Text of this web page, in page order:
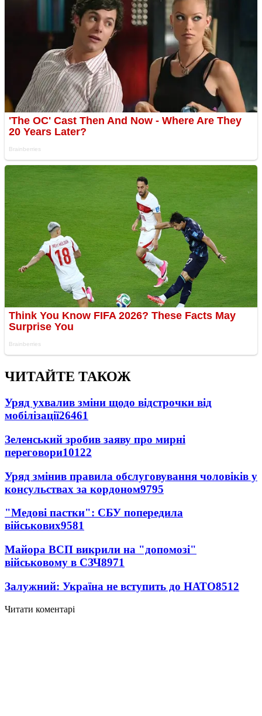
ЧИТАЙТЕ ТАКОЖ
Уряд ухвалив зміни щодо відстрочки від
мобілізації26461
Зеленський зробив заяву про мирні
переговори10122
Уряд змінив правила обслуговування чоловіків у
консульствах за кордоном9795
"Медові пастки": СБУ попередила
військових9581
Майора ВСП викрили на "допомозі"
військовому в СЗЧ8971
Залужний: Україна не вступить до НАТО8512
Читати коментарі